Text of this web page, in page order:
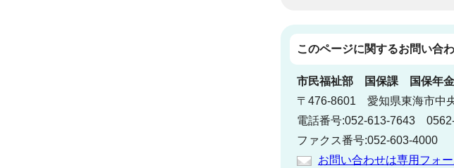
このページに関するお問い合
市民福祉部
国保課 国保年金
〒476-8601 愛知県東海市中
電話番号:052-613-7643
ファクス番号:052-603-4000
お問い合わせは専用フォ